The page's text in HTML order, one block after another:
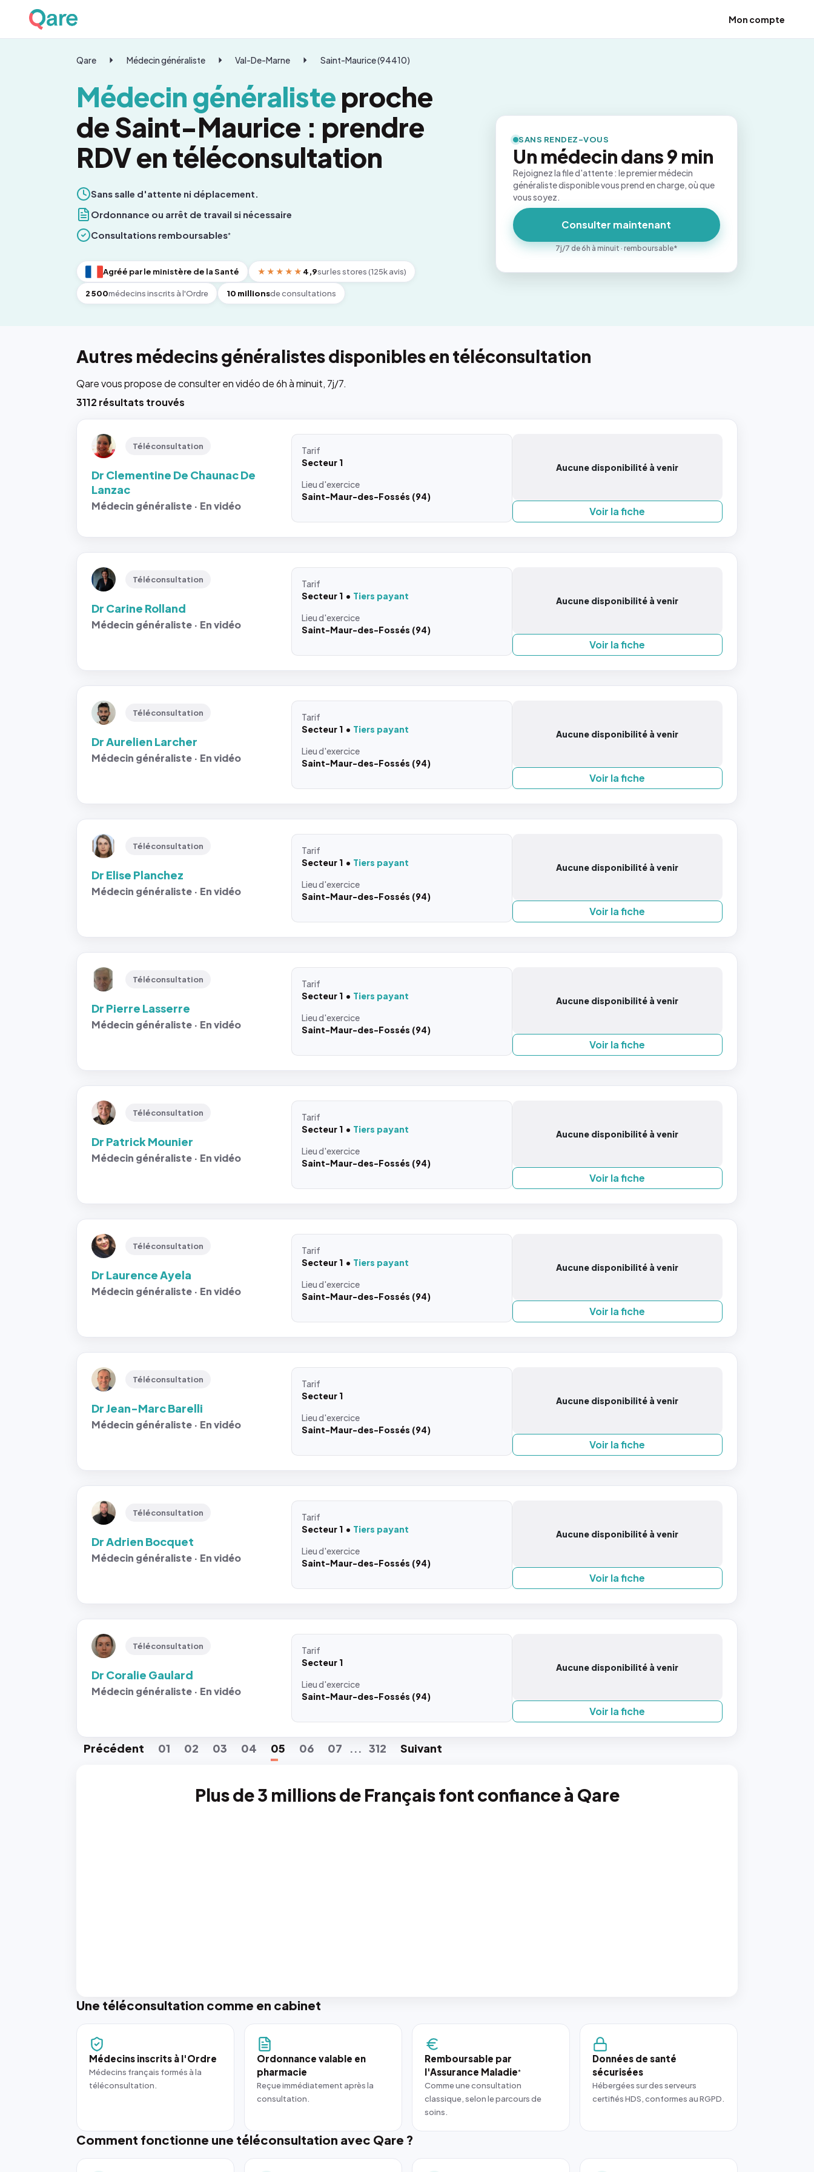
Mon compte
Qare Médecin généraliste Val-De-Marne Saint-Maurice (94410)
Médecin généralisteproche
de Saint-Maurice : prendre
RDV en téléconsultation
Sans salle d'attente ni déplacement.
Ordonnance ou arrêt de travail si nécessaire
Consultations remboursables*
Agréé par le ministère de la Santé ★★★★★ 4,9sur les stores (125k avis)
2 500médecins inscrits à l'Ordre 10 millionsde consultations
SANS RENDEZ-VOUS
Un médecin dans 9 min
Rejoignez la file d'attente : le premier médecin
généraliste disponible vous prend en charge, où que
vous soyez.
Consulter maintenant
7j/7 de 6h à minuit · remboursable*
Autres médecins généralistes disponibles en téléconsultation
Qare vous propose de consulter en vidéo de 6h à minuit, 7j/7.
3112 résultats trouvés
Téléconsultation
Dr Clementine De Chaunac De
Lanzac
Médecin généraliste · En vidéo
Tarif
Secteur 1
Lieud'exercice
Saint-Maur-des-Fossés (94)
Aucune disponibilité à venir
Voir la fiche
Téléconsultation
Dr Carine Rolland
Médecin généraliste · En vidéo
Tarif
Secteur 1
Tiers payant
Lieud'exercice
Saint-Maur-des-Fossés (94)
Aucune disponibilité à venir
Voir la fiche
Téléconsultation
Dr Aurelien Larcher
Médecin généraliste · En vidéo
Tarif
Secteur 1
Tiers payant
Lieud'exercice
Saint-Maur-des-Fossés (94)
Aucune disponibilité à venir
Voir la fiche
Téléconsultation
Dr Elise Planchez
Médecin généraliste · En vidéo
Tarif
Secteur 1
Tiers payant
Lieud'exercice
Saint-Maur-des-Fossés (94)
Aucune disponibilité à venir
Voir la fiche
Téléconsultation
Dr Pierre Lasserre
Médecin généraliste · En vidéo
Tarif
Secteur 1
Tiers payant
Lieud'exercice
Saint-Maur-des-Fossés (94)
Aucune disponibilité à venir
Voir la fiche
Téléconsultation
Dr Patrick Mounier
Médecin généraliste · En vidéo
Tarif
Secteur 1
Tiers payant
Lieud'exercice
Saint-Maur-des-Fossés (94)
Aucune disponibilité à venir
Voir la fiche
Téléconsultation
Dr Laurence Ayela
Médecin généraliste · En vidéo
Tarif
Secteur 1
Tiers payant
Lieud'exercice
Saint-Maur-des-Fossés (94)
Aucune disponibilité à venir
Voir la fiche
Téléconsultation
Dr Jean-Marc Barelli
Médecin généraliste · En vidéo
Tarif
Secteur 1
Lieud'exercice
Saint-Maur-des-Fossés (94)
Aucune disponibilité à venir
Voir la fiche
Téléconsultation
Dr Adrien Bocquet
Médecin généraliste · En vidéo
Tarif
Secteur 1
Tiers payant
Lieud'exercice
Saint-Maur-des-Fossés (94)
Aucune disponibilité à venir
Voir la fiche
Téléconsultation
Dr Coralie Gaulard
Médecin généraliste · En vidéo
Tarif
Secteur 1
Lieud'exercice
Saint-Maur-des-Fossés (94)
Aucune disponibilité à venir
Voir la fiche
Précédent 01 02 03 04 05 06 07 ... 312 Suivant
Plus de 3 millions de Français font confiance à Qare
Une téléconsultation comme en cabinet
Médecins inscrits à l'Ordre
Médecins français formés à la
téléconsultation.
Ordonnance valable en
pharmacie
Reçue immédiatement après la
consultation.
Remboursable par
l'Assurance Maladie*
Comme une consultation
classique, selon le parcours de
soins.
Données de santé
sécurisées
Hébergées sur des serveurs
certifiés HDS, conformes au RGPD.
Comment fonctionne une téléconsultation avec Qare ?